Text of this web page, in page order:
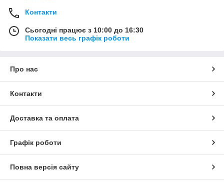
Контакти
Сьогодні працює з 10:00 до 16:30
Показати весь графік роботи
Про нас
Контакти
Доставка та оплата
Графік роботи
Повна версія сайту